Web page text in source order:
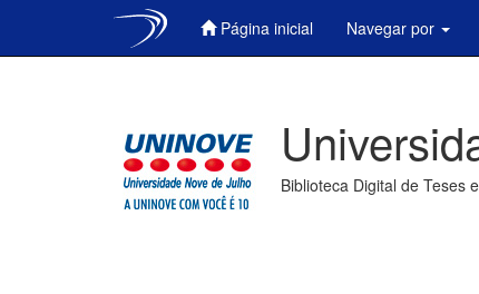
Página inicial Navegar por
Biblioteca Digital de Teses